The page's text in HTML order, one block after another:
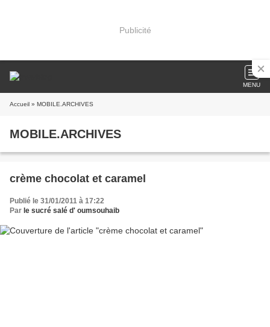
Publicité
MENU
Accueil » MOBILE.ARCHIVES
MOBILE.ARCHIVES
crème chocolat et caramel
Publié le 31/01/2011 à 17:22
Par le sucré salé d' oumsouhaib